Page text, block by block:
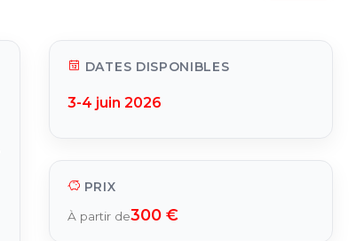
DATES DISPONIBLES
3-4 juin 2026
PRIX
À partir de300 €